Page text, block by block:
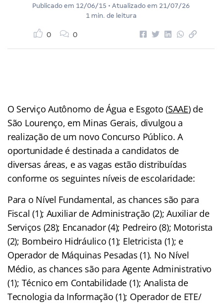
Publicado em 12/06/15 • Atualizado em 21/07/26
1 min. de leitura
0 0
O Serviço Autônomo de Água e Esgoto (SAAE) de
São Lourenço, em Minas Gerais, divulgou a
realização de um novo Concurso Público. A
oportunidade é destinada a candidatos de
diversas áreas, e as vagas estão distribuídas
conforme os seguintes níveis de escolaridade:
Para o Nível Fundamental, as chances são para
Fiscal (1); Auxiliar de Administração (2); Auxiliar de
Serviços (28); Encanador (4); Pedreiro (8); Motorista
(2); Bombeiro Hidráulico (1); Eletricista (1); e
Operador de Máquinas Pesadas (1). No Nível
Médio, as chances são para Agente Administrativo
(1); Técnico em Contabilidade (1); Analista de
Tecnologia da Informação (1); Operador de ETE/